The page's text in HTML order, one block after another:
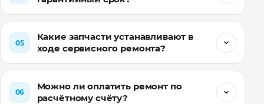
05
Какие запчасти устанавливают в
ходе сервисного ремонта?
06
Можно ли оплатить ремонт по
расчётному счёту?